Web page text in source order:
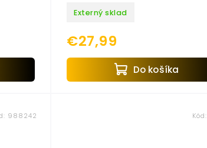
Externý sklad
€27,99
Do košíka
988242 Kód: